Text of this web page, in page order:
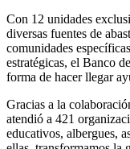
Con 12 unidades
diversas fuentes de
comunidades
estratégicas, el Banco
forma de hacer llegar
Gracias a la
atendió a 421
educativos, albergues,